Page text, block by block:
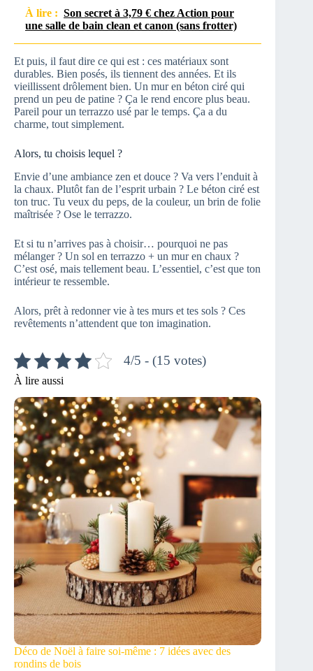
À lire : Son secret à 3,79 € chez Action pour
une salle de bain clean et canon (sans frotter)
Et puis, il faut dire ce qui est : ces matériaux sont
durables. Bien posés, ils tiennent des années. Et ils
vieillissent drôlement bien. Un mur en béton ciré qui
prend un peu de patine ? Ça le rend encore plus beau.
Pareil pour un terrazzo usé par le temps. Ça a du
charme, tout simplement.
Alors, tu choisis lequel ?
Envie d’une ambiance zen et douce ? Va vers l’enduit à
la chaux. Plutôt fan de l’esprit urbain ? Le béton ciré est
ton truc. Tu veux du peps, de la couleur, un brin de folie
maîtrisée ? Ose le terrazzo.
Et si tu n’arrives pas à choisir… pourquoi ne pas
mélanger ? Un sol en terrazzo + un mur en chaux ?
C’est osé, mais tellement beau. L’essentiel, c’est que ton
intérieur te ressemble.
Alors, prêt à redonner vie à tes murs et tes sols ? Ces
revêtements n’attendent que ton imagination.
4/5 - (15 votes)
À lire aussi
Déco de Noël à faire soi-même : 7 idées avec des
rondins de bois